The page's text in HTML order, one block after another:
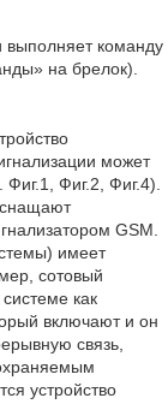
выполняет команду
на брелок).
может
Фиг.2, Фиг.4).
GSM.
имеет
сотовый
как
включают и он
связь,
устройство